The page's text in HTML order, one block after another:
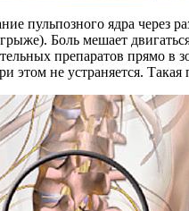
пульпозного ядра через
Боль мешает
препаратов прямо в
этом не устраняется.